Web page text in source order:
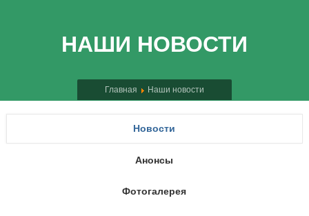
НАШИ НОВОСТИ
Главная Наши новости
Новости
Анонсы
Фотогалерея